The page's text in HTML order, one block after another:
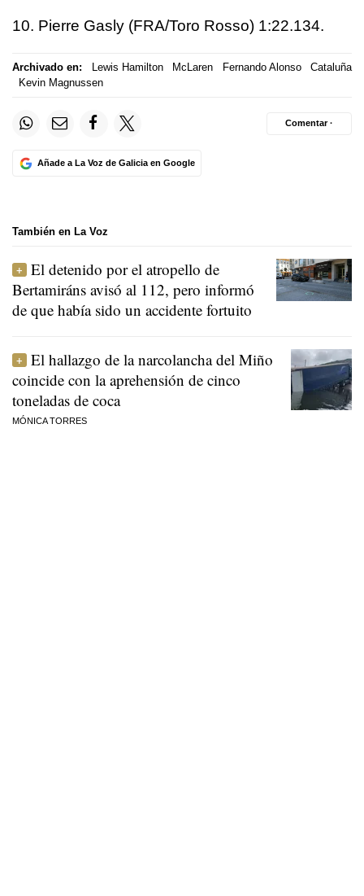
10. Pierre Gasly (FRA/Toro Rosso) 1:22.134.
Archivado en: Lewis Hamilton McLaren Fernando Alonso
Cataluña
Kevin Magnussen
Añade a La Voz de Galicia en Google
Comentar ·
También en La Voz
El detenido por el atropello de
Bertamiráns avisó al 112, pero informó
de que había sido un accidente fortuito
El hallazgo de la narcolancha del Miño
coincide con la aprehensión de cinco
toneladas de coca
MÓNICA TORRES